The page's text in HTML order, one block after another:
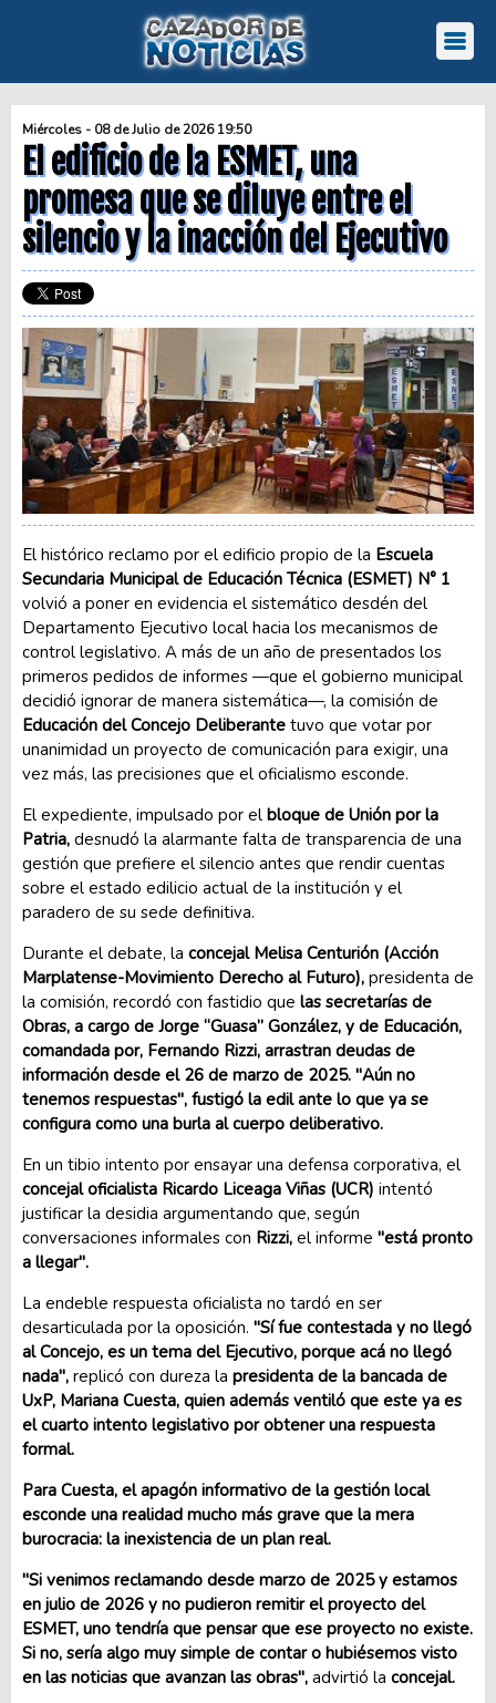
Miércoles - 08 de Julio de 2026 19:50
El edificio de la ESMET, una
promesa que se diluye entre el
silencio y la inacción del Ejecutivo
El histórico reclamo por el edificio propio de la Escuela
Secundaria Municipal de Educación Técnica (ESMET) N° 1
volvió a poner en evidencia el sistemático desdén del
Departamento Ejecutivo local hacia los mecanismos de
control legislativo. A más de un año de presentados los
primeros pedidos de informes —que el gobierno municipal
decidió ignorar de manera sistemática—, la comisión de
Educación del Concejo Deliberante tuvo que votar por
unanimidad un proyecto de comunicación para exigir, una
vez más, las precisiones que el oficialismo esconde.
El expediente, impulsado por el bloque de Unión por la
Patria, desnudó la alarmante falta de transparencia de una
gestión que prefiere el silencio antes que rendir cuentas
sobre el estado edilicio actual de la institución y el
paradero de su sede definitiva.
Durante el debate, la concejal Melisa Centurión (Acción
Marplatense-Movimiento Derecho al Futuro), presidenta de
la comisión, recordó con fastidio que las secretarías de
Obras, a cargo de Jorge “Guasa” González, y de Educación,
comandada por, Fernando Rizzi, arrastran deudas de
información desde el 26 de marzo de 2025. "Aún no
tenemos respuestas", fustigó la edil ante lo que ya se
configura como una burla al cuerpo deliberativo.
En un tibio intento por ensayar una defensa corporativa, el
concejal oficialista Ricardo Liceaga Viñas (UCR) intentó
justificar la desidia argumentando que, según
conversaciones informales con Rizzi, el informe "está pronto
a llegar".
La endeble respuesta oficialista no tardó en ser
desarticulada por la oposición. "Sí fue contestada y no llegó
al Concejo, es un tema del Ejecutivo, porque acá no llegó
nada", replicó con dureza la presidenta de la bancada de
UxP, Mariana Cuesta, quien además ventiló que este ya es
el cuarto intento legislativo por obtener una respuesta
formal.
Para Cuesta, el apagón informativo de la gestión local
esconde una realidad mucho más grave que la mera
burocracia: la inexistencia de un plan real.
"Si venimos reclamando desde marzo de 2025 y estamos
en julio de 2026 y no pudieron remitir el proyecto del
ESMET, uno tendría que pensar que ese proyecto no existe.
Si no, sería algo muy simple de contar o hubiésemos visto
en las noticias que avanzan las obras", advirtió la concejal.